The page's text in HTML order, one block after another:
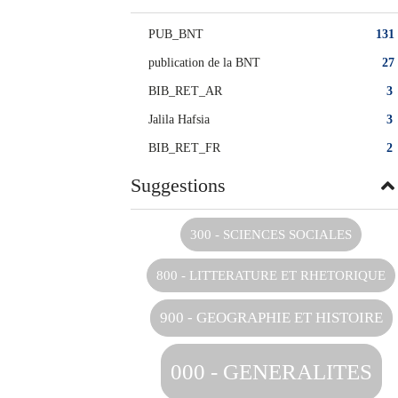
131
PUB_BNT
27
publication de la BNT
3
BIB_RET_AR
3
Jalila Hafsia
2
BIB_RET_FR
Suggestions
300 - SCIENCES SOCIALES
800 - LITTERATURE ET RHETORIQUE
900 - GEOGRAPHIE ET HISTOIRE
000 - GENERALITES